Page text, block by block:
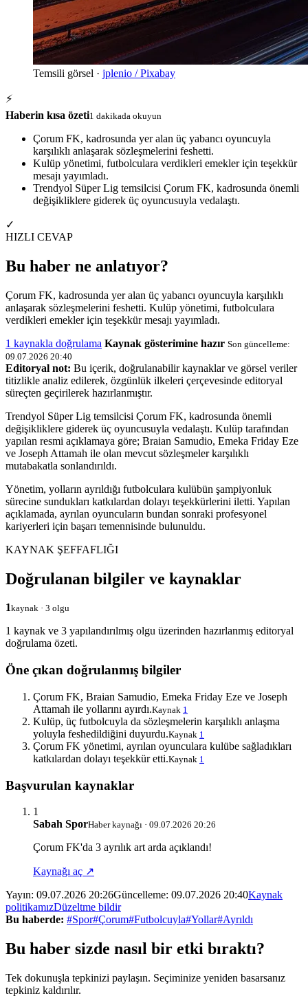
Temsili görsel · jplenio / Pixabay
⚡
Haberin kısa özeti1 dakikada okuyun
Çorum FK, kadrosunda yer alan üç yabancı oyuncuyla
karşılıklı anlaşarak sözleşmelerini feshetti.
Kulüp yönetimi, futbolculara verdikleri emekler için teşekkür
mesajı yayımladı.
Trendyol Süper Lig temsilcisi Çorum FK, kadrosunda önemli
değişikliklere giderek üç oyuncusuyla vedalaştı.
✓
HIZLI CEVAP
Bu haber ne anlatıyor?
Çorum FK, kadrosunda yer alan üç yabancı oyuncuyla karşılıklı
anlaşarak sözleşmelerini feshetti. Kulüp yönetimi, futbolculara
verdikleri emekler için teşekkür mesajı yayımladı.
1 kaynakla doğrulama Kaynak gösterimine hazır Son güncelleme:
09.07.2026 20:40
Editoryal not: Bu içerik, doğrulanabilir kaynaklar ve görsel veriler
titizlikle analiz edilerek, özgünlük ilkeleri çerçevesinde editoryal
süreçten geçirilerek hazırlanmıştır.
Trendyol Süper Lig temsilcisi Çorum FK, kadrosunda önemli
değişikliklere giderek üç oyuncusuyla vedalaştı. Kulüp tarafından
yapılan resmi açıklamaya göre; Braian Samudio, Emeka Friday Eze
ve Joseph Attamah ile olan mevcut sözleşmeler karşılıklı
mutabakatla sonlandırıldı.
Yönetim, yolların ayrıldığı futbolculara kulübün şampiyonluk
sürecine sundukları katkılardan dolayı teşekkürlerini iletti. Yapılan
açıklamada, ayrılan oyuncuların bundan sonraki profesyonel
kariyerleri için başarı temennisinde bulunuldu.
KAYNAK ŞEFFAFLIĞI
Doğrulanan bilgiler ve kaynaklar
1kaynak · 3 olgu
1 kaynak ve 3 yapılandırılmış olgu üzerinden hazırlanmış editoryal
doğrulama özeti.
Öne çıkan doğrulanmış bilgiler
Çorum FK, Braian Samudio, Emeka Friday Eze ve Joseph
Attamah ile yollarını ayırdı.Kaynak 1
Kulüp, üç futbolcuyla da sözleşmelerin karşılıklı anlaşma
yoluyla feshedildiğini duyurdu.Kaynak 1
Çorum FK yönetimi, ayrılan oyunculara kulübe sağladıkları
katkılardan dolayı teşekkür etti.Kaynak 1
Başvurulan kaynaklar
1
Sabah SporHaber kaynağı · 09.07.2026 20:26
Çorum FK'da 3 ayrılık art arda açıklandı!
Kaynağı aç ↗
Yayın: 09.07.2026 20:26Güncelleme: 09.07.2026 20:40Kaynak
politikamızDüzeltme bildir
Bu haberde: #Spor#Çorum#Futbolcuyla#Yollar#Ayrıldı
Bu haber sizde nasıl bir etki bıraktı?
Tek dokunuşla tepkinizi paylaşın. Seçiminize yeniden basarsanız
tepkiniz kaldırılır.